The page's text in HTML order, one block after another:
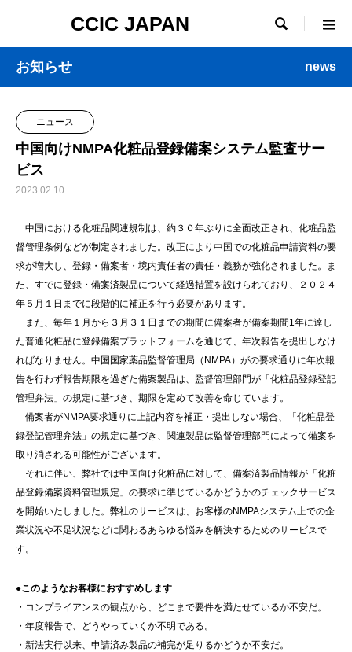
CCIC JAPAN 
お知らせ news
ニュース
中国向けNMPA化粧品登録備案システム監査サー
ビス
2023.02.10
中国における化粧品関連規制は、約３０年ぶりに全面改正され、化粧品監
督管理条例などが制定されました。改正により中国での化粧品申請資料の要
求が増大し、登録・備案者・境内責任者の責任・義務が強化されました。ま
た、すでに登録・備案済製品について経過措置を設けられており、２０２４
年５月１日までに段階的に補正を行う必要があります。
また、毎年１月から３月３１日までの期間に備案者が備案期間1年に達し
た普通化粧品に登録備案プラットフォームを通じて、年次報告を提出しなけ
ればなりません。中国国家薬品監督管理局（NMPA）がの要求通りに年次報
告を行わず報告期限を過ぎた備案製品は、監督管理部門が「化粧品登録登記
管理弁法」の規定に基づき、期限を定めて改善を命じています。
備案者がNMPA要求通りに上記内容を補正・提出しない場合、「化粧品登
録登記管理弁法」の規定に基づき、関連製品は監督管理部門によって備案を
取り消される可能性がございます。
それに伴い、弊社では中国向け化粧品に対して、備案済製品情報が「化粧
品登録備案資料管理規定」の要求に準じているかどうかのチェックサービス
を開始いたしました。弊社のサービスは、お客様のNMPAシステム上での企
業状況や不足状況などに関わるあらゆる悩みを解決するためのサービスで
す。
●このようなお客様におすすめします
・コンプライアンスの観点から、どこまで要件を満たせているか不安だ。
・年度報告で、どうやっていくか不明である。
・新法実行以来、申請済み製品の補完が足りるかどうか不安だ。